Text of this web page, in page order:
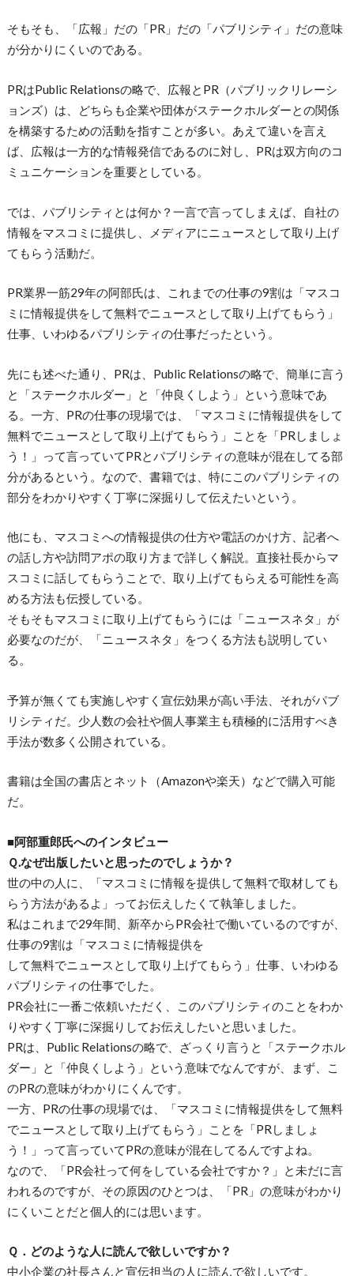
そもそも、「広報」だの「PR」だの「パブリシティ」だの意味
が分かりにくいのである。
PRはPublic Relationsの略で、広報とPR（パブリックリレーシ
ョンズ）は、どちらも企業や団体がステークホルダーとの関係
を構築するための活動を指すことが多い。あえて違いを言え
ば、広報は一方的な情報発信であるのに対し、PRは双方向のコ
ミュニケーションを重要としている。
では、パブリシティとは何か？一言で言ってしまえば、自社の
情報をマスコミに提供し、メディアにニュースとして取り上げ
てもらう活動だ。
PR業界一筋29年の阿部氏は、これまでの仕事の9割は「マスコ
ミに情報提供をして無料でニュースとして取り上げてもらう」
仕事、いわゆるパブリシティの仕事だったという。
先にも述べた通り、PRは、Public Relationsの略で、簡単に言う
と「ステークホルダー」と「仲良くしよう」という意味であ
る。一方、PRの仕事の現場では、「マスコミに情報提供をして
無料でニュースとして取り上げてもらう」ことを「PRしましょ
う！」って言っていてPRとパブリシティの意味が混在してる部
分があるという。なので、書籍では、特にこのパブリシティの
部分をわかりやすく丁寧に深掘りして伝えたいという。
他にも、マスコミへの情報提供の仕方や電話のかけ方、記者へ
の話し方や訪問アポの取り方まで詳しく解説。直接社長からマ
スコミに話してもらうことで、取り上げてもらえる可能性を高
める方法も伝授している。
そもそもマスコミに取り上げてもらうには「ニュースネタ」が
必要なのだが、「ニュースネタ」をつくる方法も説明してい
る。
予算が無くても実施しやすく宣伝効果が高い手法、それがパブ
リシティだ。少人数の会社や個人事業主も積極的に活用すべき
手法が数多く公開されている。
書籍は全国の書店とネット（Amazonや楽天）などで購入可能
だ。
■阿部重郎氏へのインタビュー
Ｑ.なぜ出版したいと思ったのでしょうか？
世の中の人に、「マスコミに情報を提供して無料で取材しても
らう方法があるよ」ってお伝えしたくて執筆しました。
私はこれまで29年間、新卒からPR会社で働いているのですが、
仕事の9割は「マスコミに情報提供を
して無料でニュースとして取り上げてもらう」仕事、いわゆる
パブリシティの仕事でした。
PR会社に一番ご依頼いただく、このパブリシティのことをわか
りやすく丁寧に深掘りしてお伝えしたいと思いました。
PRは、Public Relationsの略で、ざっくり言うと「ステークホル
ダー」と「仲良くしよう」という意味でなんですが、まず、こ
のPRの意味がわかりにくんです。
一方、PRの仕事の現場では、「マスコミに情報提供をして無料
でニュースとして取り上げてもらう」ことを「PRしましょ
う！」って言っていてPRの意味が混在してるんですよね。
なので、「PR会社って何をしている会社ですか？」と未だに言
われるのですが、その原因のひとつは、「PR」の意味がわかり
にくいことだと個人的には思います。
Ｑ．どのような人に読んで欲しいですか？
中小企業の社長さんと宣伝担当の人に読んで欲しいです。